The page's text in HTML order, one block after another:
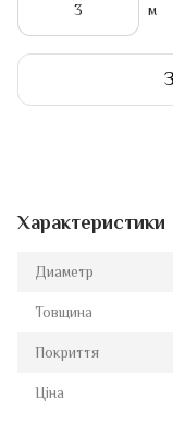
м
Характеристики
Диаметр
Товщина
Покриття
Ціна